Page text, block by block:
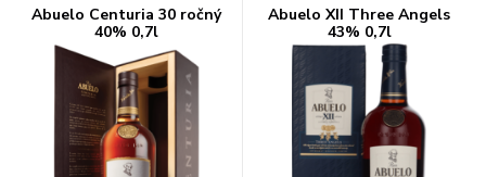
Abuelo Centuria 30 ročný
40% 0,7l
Abuelo XII Three Angels
43% 0,7l